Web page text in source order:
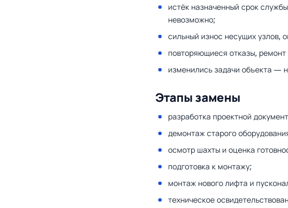
истёк назначенный срок
невозможно;
сильный износ несущих узлов,
повторяющиеся отказы,
изменились задачи объекта —
Этапы замены
разработка проектной
демонтаж старого
осмотр шахты и оценка
подготовка к монтажу;
монтаж нового лифта и
техническое